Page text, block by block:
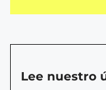
Lee nuestro